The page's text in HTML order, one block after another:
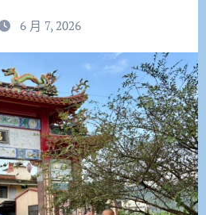
6 月 7, 2026